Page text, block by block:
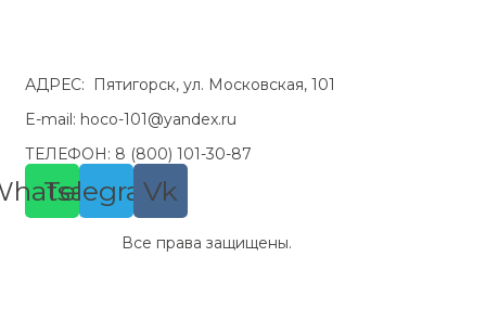
АДРЕС: Пятигорск, ул. Московская, 101
E-mail: hoco-101@yandex.ru
ТЕЛЕФОН: 8 (800) 101-30-87
Telegram
Vk
Все права защищены.